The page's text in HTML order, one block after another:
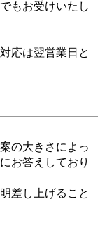
もお受けいたし
応は翌営業日と
の大きさによっ
お答えしており
差し上げること